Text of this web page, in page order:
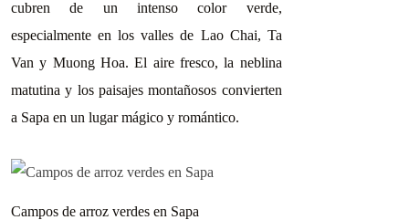
cubren de un intenso color verde,
especialmente en los valles de Lao Chai, Ta
Van y Muong Hoa. El aire fresco, la neblina
matutina y los paisajes montañosos convierten
a Sapa en un lugar mágico y romántico.
Campos de arroz verdes en Sapa